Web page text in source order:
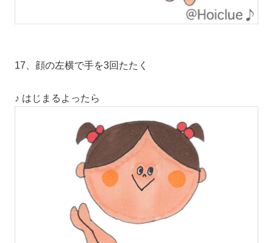
17、顔の左横で手を3回たたく
♪ はじまるよったら